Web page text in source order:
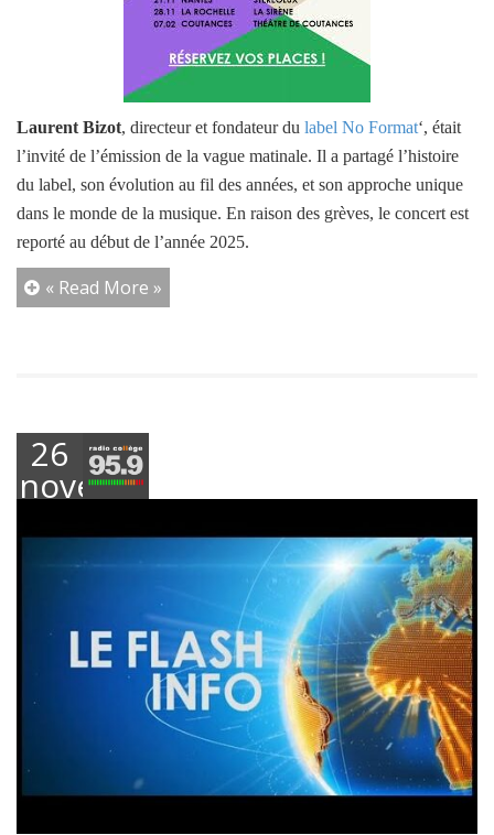
Laurent Bizot, directeur et fondateur du label No Format‘, était
l’invité de l’émission de la vague matinale. Il a partagé l’histoire
du label, son évolution au fil des années, et son approche unique
dans le monde de la musique. En raison des grèves, le concert est
reporté au début de l’année 2025.
« Read More »
26
novembre